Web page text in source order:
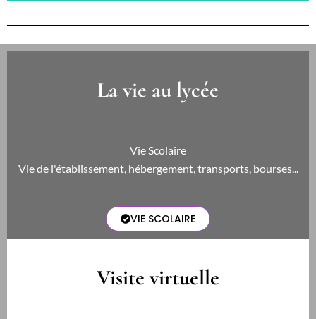
La vie au lycée
Vie Scolaire
Vie de l'établissement, hébergement, transports, bourses...
VIE SCOLAIRE
Visite virtuelle